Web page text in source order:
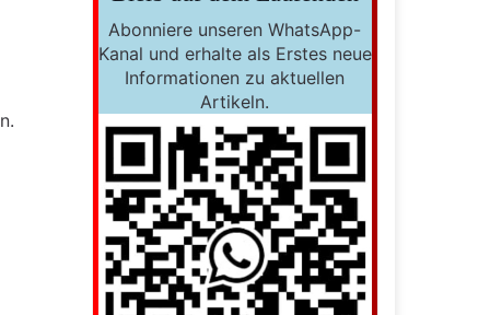
Abonniere unseren WhatsApp-
Kanal und erhalte als Erstes neue
Informationen zu aktuellen
Artikeln.